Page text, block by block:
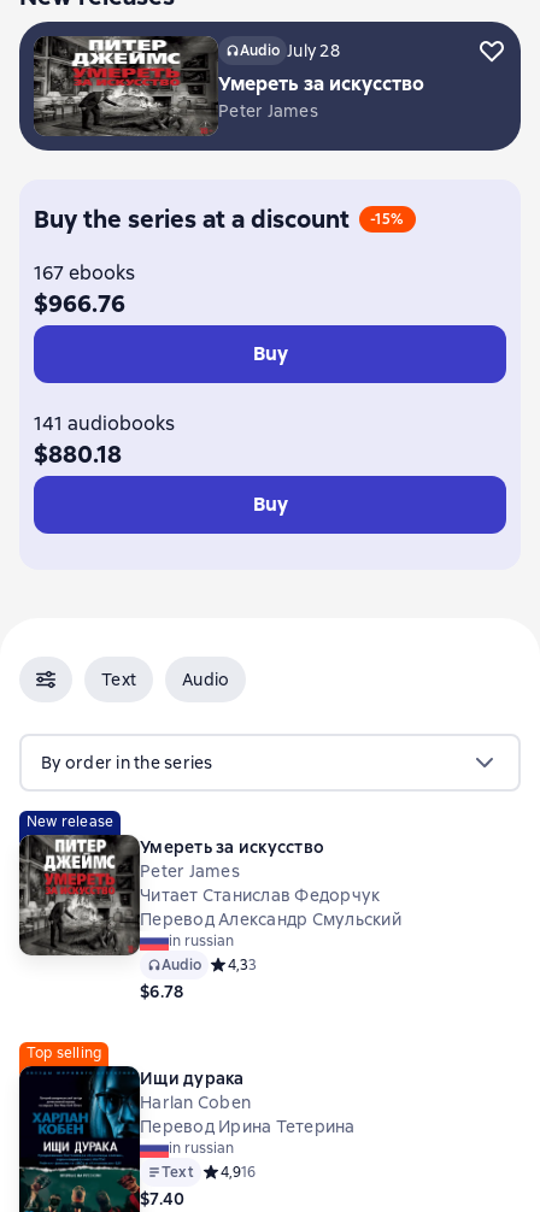
Audio July 28
Умереть за искусство
Peter James
Buy the series at a discount -15%
167 ebooks
$966.76
Buy
141 audiobooks
$880.18
Buy
Text Audio
By order in the series
New release
Умереть за искусство
Peter James
Читает Станислав Федорчук
Перевод Александр Смульский
in russian
Audio Средний рейтинг 4,3 на основе 3 оценок
4,33
$6.78
Top selling
Ищи дурака
Harlan Coben
Перевод Ирина Тетерина
in russian
Text Средний рейтинг 4,9 на основе 16 оценок
4,916
$7.40